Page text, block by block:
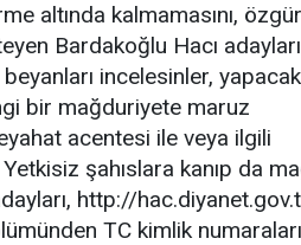
altında kalmamasını, özgür
Bardakoğlu Hacı adayları
incelesinler,
bir mağduriyete maruz
acentesi ile veya ilgili
şahıslara kanıp da
http://
TC kimlik